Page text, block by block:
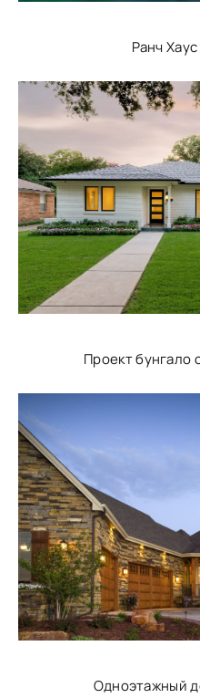
Ранч
Проект бунгало
Одноэтажный